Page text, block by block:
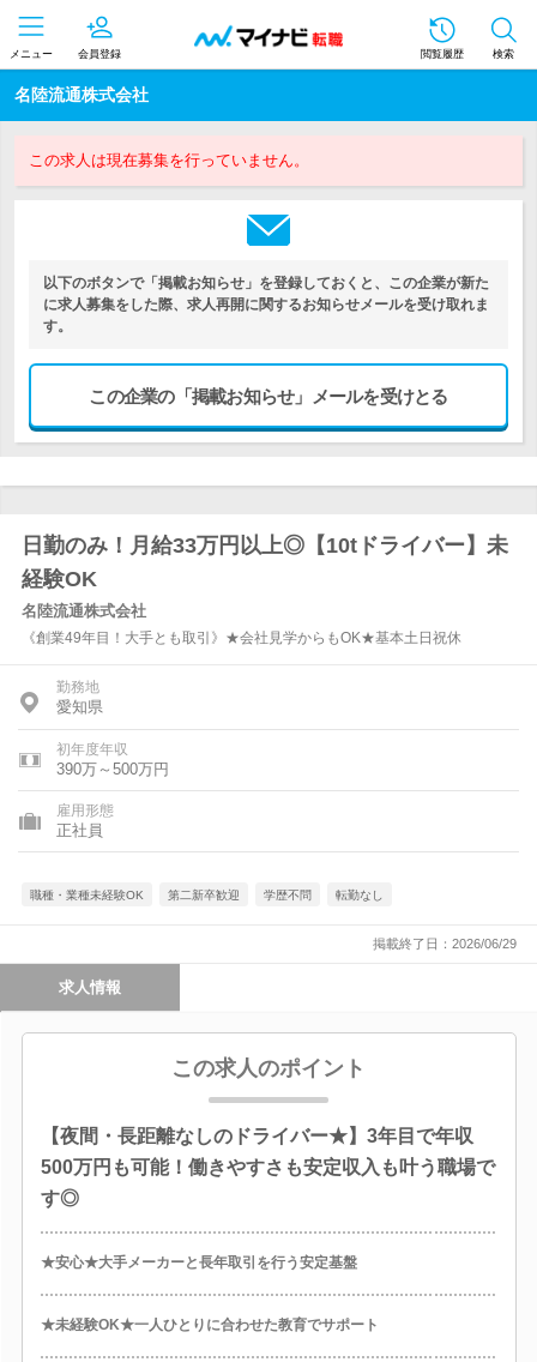
メニュー 会員登録 閲覧履歴 検索
名陸流通株式会社
この求人は現在募集を行っていません。
以下のボタンで「掲載お知らせ」を登録しておくと、この企業が新た
に求人募集をした際、求人再開に関するお知らせメールを受け取れま
す。
この企業の「掲載お知らせ」メールを受けとる
日勤のみ！月給33万円以上◎【10tドライバー】未
経験OK
名陸流通株式会社
《創業49年目！大手とも取引》★会社見学からもOK★基本土日祝休
勤務地
愛知県
初年度年収
390万～500万円
雇用形態
正社員
職種・業種未経験OK 第二新卒歓迎 学歴不問 転勤なし
掲載終了日：2026/06/29
求人情報
この求人のポイント
【夜間・長距離なしのドライバー★】3年目で年収
500万円も可能！働きやすさも安定収入も叶う職場で
す◎
★安心★大手メーカーと長年取引を行う安定基盤
★未経験OK★一人ひとりに合わせた教育でサポート